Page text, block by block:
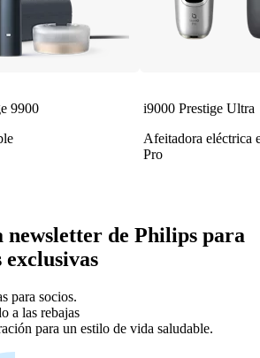
9900
i9000 Prestige Ultra
Afeitadora eléctrica
Pro
newsletter de Philips para
para socios.
a las rebajas
para un estilo de vida saludable.